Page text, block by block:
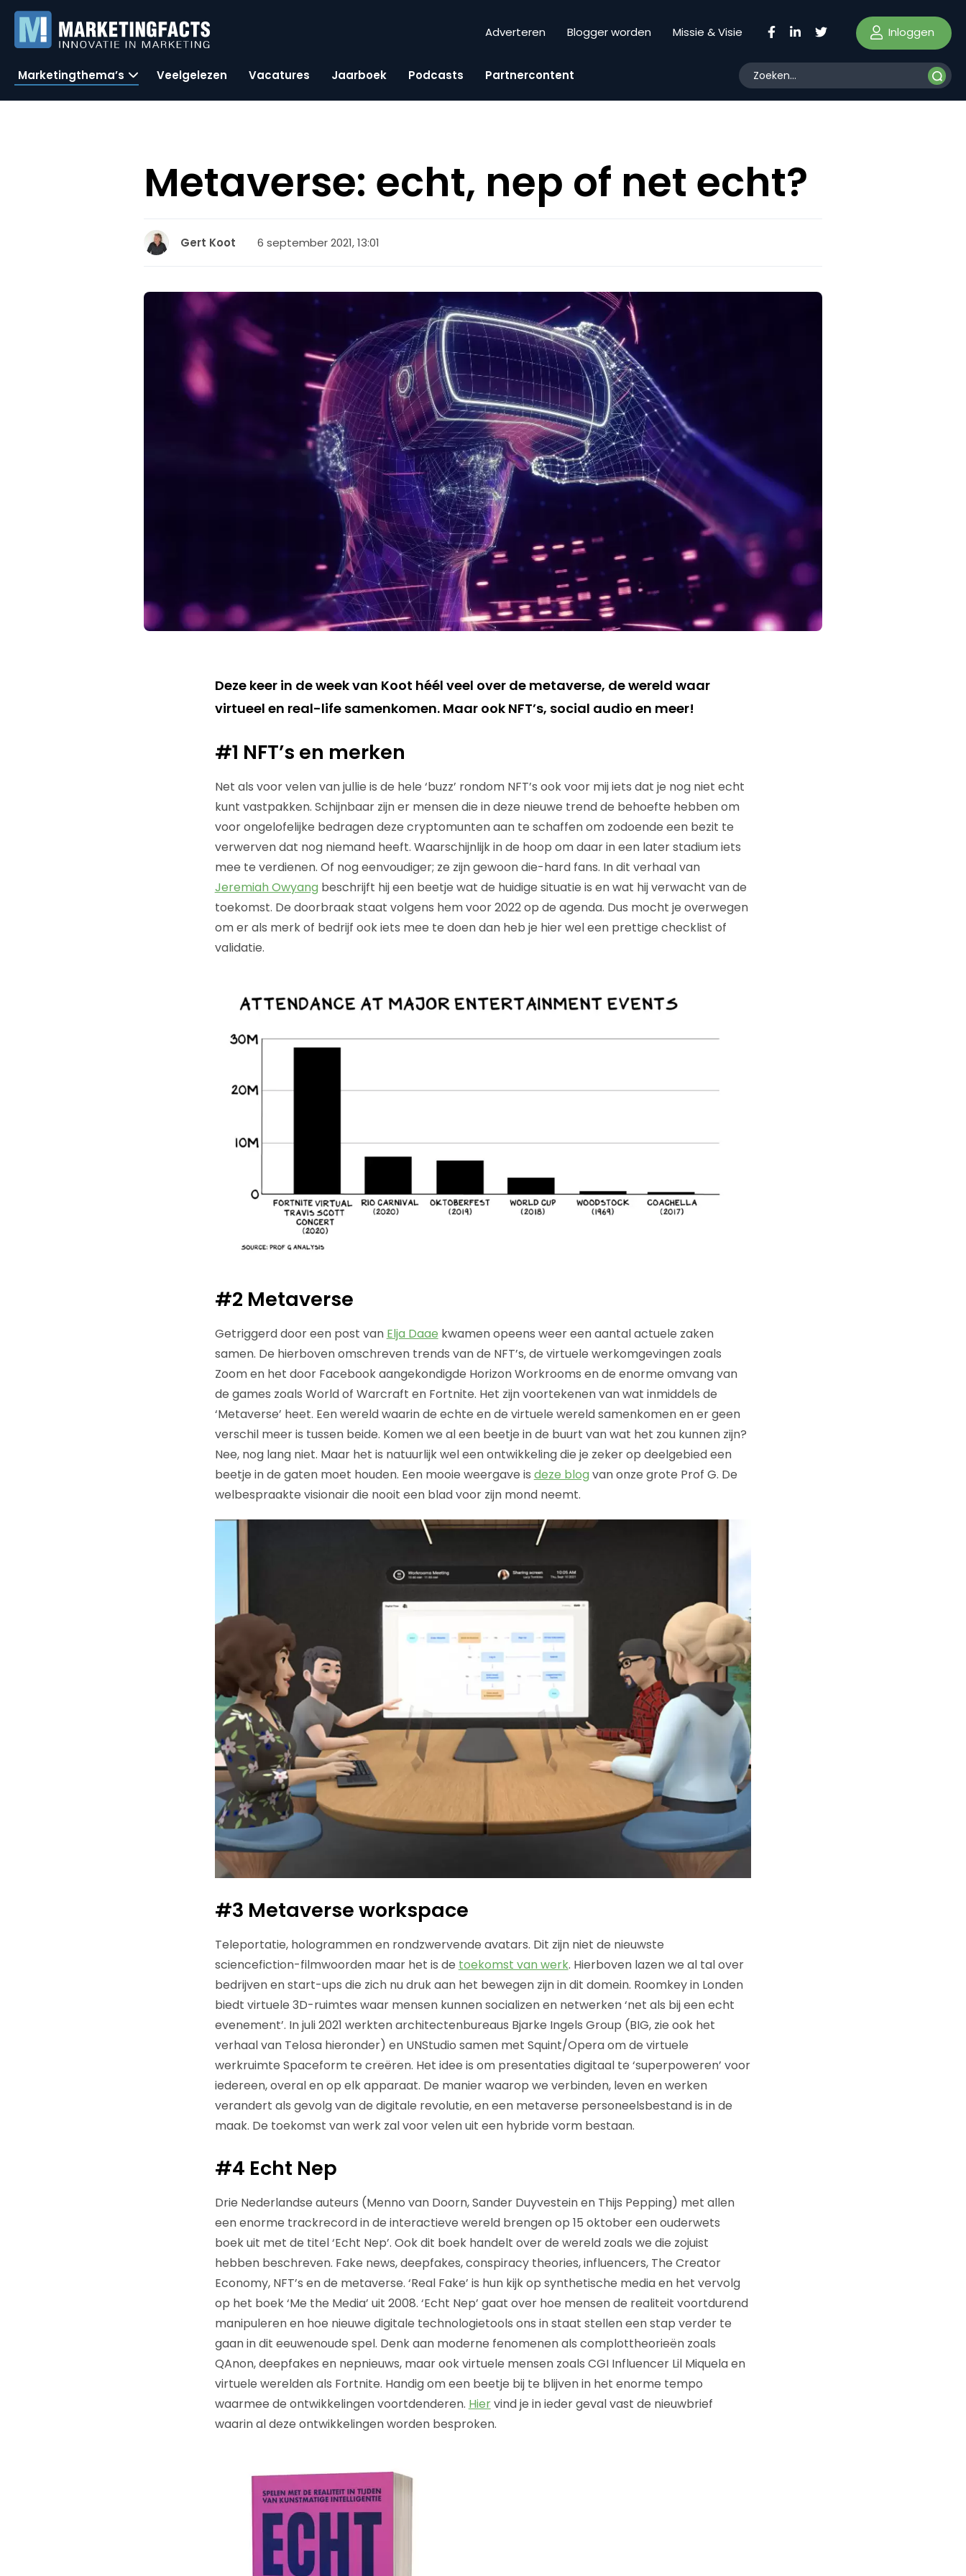
Adverteren Blogger worden Missie & Visie Inloggen
Marketingthema’s Veelgelezen Vacatures Jaarboek Podcasts Partnercontent
Metaverse: echt, nep of net echt?
Gert Koot 6 september 2021, 13:01
Deze keer in de week van Koot héél veel over de metaverse, de wereld waar
virtueel en real-life samenkomen. Maar ook NFT’s, social audio en meer!
#1 NFT’s en merken
Net als voor velen van jullie is de hele ‘buzz’ rondom NFT’s ook voor mij iets dat je nog niet echt
kunt vastpakken. Schijnbaar zijn er mensen die in deze nieuwe trend de behoefte hebben om
voor ongelofelijke bedragen deze cryptomunten aan te schaffen om zodoende een bezit te
verwerven dat nog niemand heeft. Waarschijnlijk in de hoop om daar in een later stadium iets
mee te verdienen. Of nog eenvoudiger; ze zijn gewoon die-hard fans. In dit verhaal van
Jeremiah Owyang beschrijft hij een beetje wat de huidige situatie is en wat hij verwacht van de
toekomst. De doorbraak staat volgens hem voor 2022 op de agenda. Dus mocht je overwegen
om er als merk of bedrijf ook iets mee te doen dan heb je hier wel een prettige checklist of
validatie.
#2 Metaverse
Getriggerd door een post van Elja Daae kwamen opeens weer een aantal actuele zaken
samen. De hierboven omschreven trends van de NFT’s, de virtuele werkomgevingen zoals
Zoom en het door Facebook aangekondigde Horizon Workrooms en de enorme omvang van
de games zoals World of Warcraft en Fortnite. Het zijn voortekenen van wat inmiddels de
‘Metaverse’ heet. Een wereld waarin de echte en de virtuele wereld samenkomen en er geen
verschil meer is tussen beide. Komen we al een beetje in de buurt van wat het zou kunnen zijn?
Nee, nog lang niet. Maar het is natuurlijk wel een ontwikkeling die je zeker op deelgebied een
beetje in de gaten moet houden. Een mooie weergave is deze blog van onze grote Prof G. De
welbespraakte visionair die nooit een blad voor zijn mond neemt.
#3 Metaverse workspace
Teleportatie, hologrammen en rondzwervende avatars. Dit zijn niet de nieuwste
sciencefiction-filmwoorden maar het is de toekomst van werk. Hierboven lazen we al tal over
bedrijven en start-ups die zich nu druk aan het bewegen zijn in dit domein. Roomkey in Londen
biedt virtuele 3D-ruimtes waar mensen kunnen socializen en netwerken ‘net als bij een echt
evenement’. In juli 2021 werkten architectenbureaus Bjarke Ingels Group (BIG, zie ook het
verhaal van Telosa hieronder) en UNStudio samen met Squint/Opera om de virtuele
werkruimte Spaceform te creëren. Het idee is om presentaties digitaal te ‘superpoweren’ voor
iedereen, overal en op elk apparaat. De manier waarop we verbinden, leven en werken
verandert als gevolg van de digitale revolutie, en een metaverse personeelsbestand is in de
maak. De toekomst van werk zal voor velen uit een hybride vorm bestaan.
#4 Echt Nep
Drie Nederlandse auteurs (Menno van Doorn, Sander Duyvestein en Thijs Pepping) met allen
een enorme trackrecord in de interactieve wereld brengen op 15 oktober een ouderwets
boek uit met de titel ‘Echt Nep’. Ook dit boek handelt over de wereld zoals we die zojuist
hebben beschreven. Fake news, deepfakes, conspiracy theories, influencers, The Creator
Economy, NFT’s en de metaverse. ‘Real Fake’ is hun kijk op synthetische media en het vervolg
op het boek ‘Me the Media’ uit 2008. ‘Echt Nep’ gaat over hoe mensen de realiteit voortdurend
manipuleren en hoe nieuwe digitale technologietools ons in staat stellen een stap verder te
gaan in dit eeuwenoude spel. Denk aan moderne fenomenen als complottheorieën zoals
QAnon, deepfakes en nepnieuws, maar ook virtuele mensen zoals CGI Influencer Lil Miquela en
virtuele werelden als Fortnite. Handig om een beetje bij te blijven in het enorme tempo
waarmee de ontwikkelingen voortdenderen. Hiervind je in ieder geval vast de nieuwbrief
waarin al deze ontwikkelingen worden besproken.